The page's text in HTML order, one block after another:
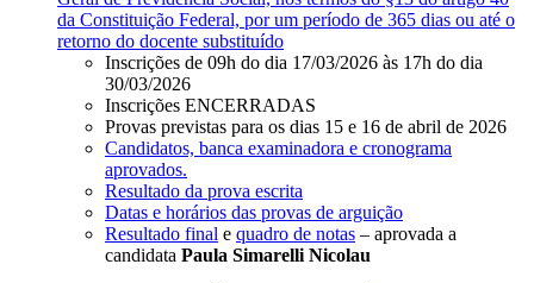
da Constituição Federal, por um período de 365 dias ou até o
retorno do docente substituído
Inscrições de 09h do dia 17/03/2026 às 17h do dia
30/03/2026
Inscrições ENCERRADAS
Provas previstas para os dias 15 e 16 de abril de 2026
Candidatos, banca examinadora e cronograma
aprovados.
Resultado da prova escrita
Datas e horários das provas de arguição
Resultado final e quadro de notas – aprovada a
candidata Paula Simarelli Nicolau